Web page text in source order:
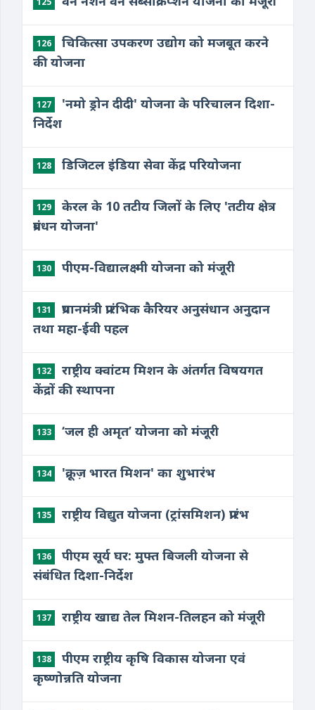
126
​चिकित्सा उपकरण उद्योग को मजबूत करने
की योजना
127
​'नमो ड्रोन दीदी' योजना के परिचालन दिशा-
निर्देश
128 ​डिजिटल इंडिया सेवा केंद्र परियोजना
129
केरल के 10 तटीय जिलों के लिए 'तटीय क्षेत्र
प्रबंधन योजना'
130 ​पीएम-विद्यालक्ष्मी योजना को मंजूरी
131
प्रधानमंत्री प्रारंभिक कैरियर अनुसंधान अनुदान
तथा महा-ईवी पहल
132
राष्ट्रीय क्वांटम मिशन के अंतर्गत विषयगत
केंद्रों की स्थापना
133 ‘जल ही अमृत’ योजना को मंजूरी
134 'क्रूज़ भारत मिशन' का शुभारंभ
135 ​राष्ट्रीय विद्युत योजना (ट्रांसमिशन) प्रारंभ
136
पीएम सूर्य घर: मुफ्त बिजली योजना से
संबंधित दिशा-निर्देश
137 राष्ट्रीय खाद्य तेल मिशन-तिलहन को मंजूरी
138
पीएम राष्ट्रीय कृषि विकास योजना एवं
कृष्णोन्नति योजना